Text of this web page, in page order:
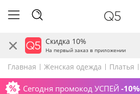
Скидка 10%
На первый заказ в приложении
Главная Женская одежда Платья
Сегодня промокод УСПЕЙ -10%